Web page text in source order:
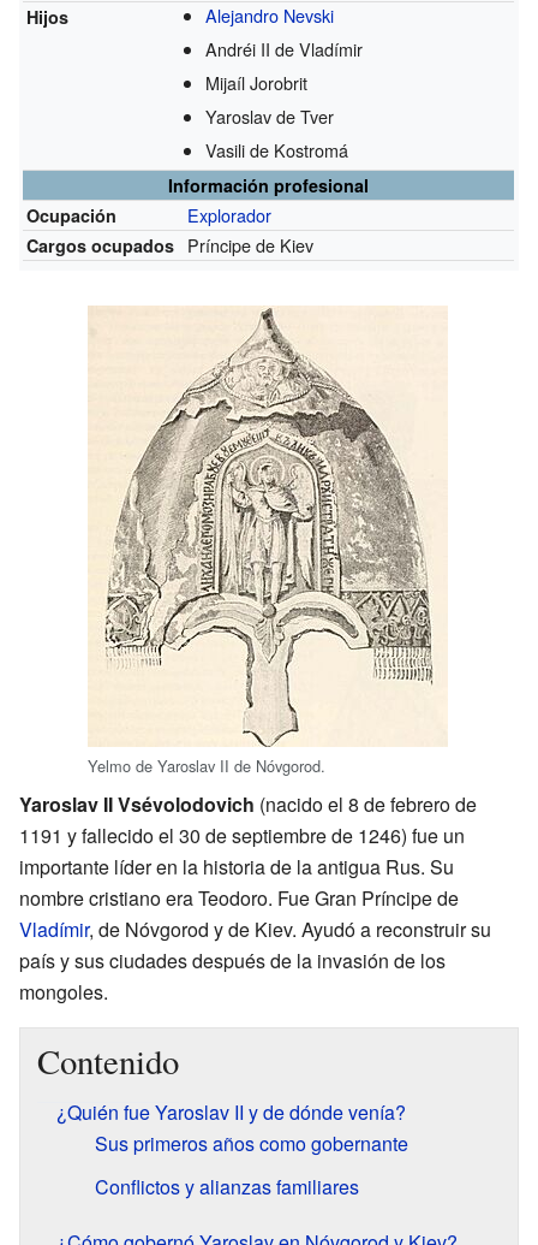
Hijos
Alejandro Nevski
Andréi II de Vladímir
Mijaíl Jorobrit
Yaroslav de Tver
Vasili de Kostromá
Información profesional
Ocupación
Explorador
Cargos ocupados Príncipe de Kiev
Yelmo de Yaroslav II de Nóvgorod.
Yaroslav II Vsévolodovich (nacido el 8 de febrero de
1191 y fallecido el 30 de septiembre de 1246) fue un
importante líder en la historia de la antigua Rus. Su
nombre cristiano era Teodoro. Fue Gran Príncipe de
Vladímir, de Nóvgorod y de Kiev. Ayudó a reconstruir su
país y sus ciudades después de la invasión de los
mongoles.
Contenido
¿Quién fue Yaroslav II y de dónde venía?
Sus primeros años como gobernante
Conflictos y alianzas familiares